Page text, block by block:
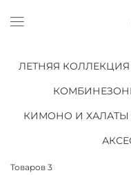
ЛЕТНЯЯ КОЛЛЕКЦИЯ
КИМОНО И ХАЛАТЫ
Товаров 3